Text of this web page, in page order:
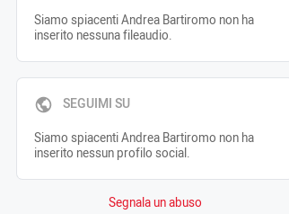
Siamo spiacenti Andrea Bartiromo non ha
inserito nessuna fileaudio.
SEGUIMI SU
Siamo spiacenti Andrea Bartiromo non ha
inserito nessun profilo social.
Segnala un abuso